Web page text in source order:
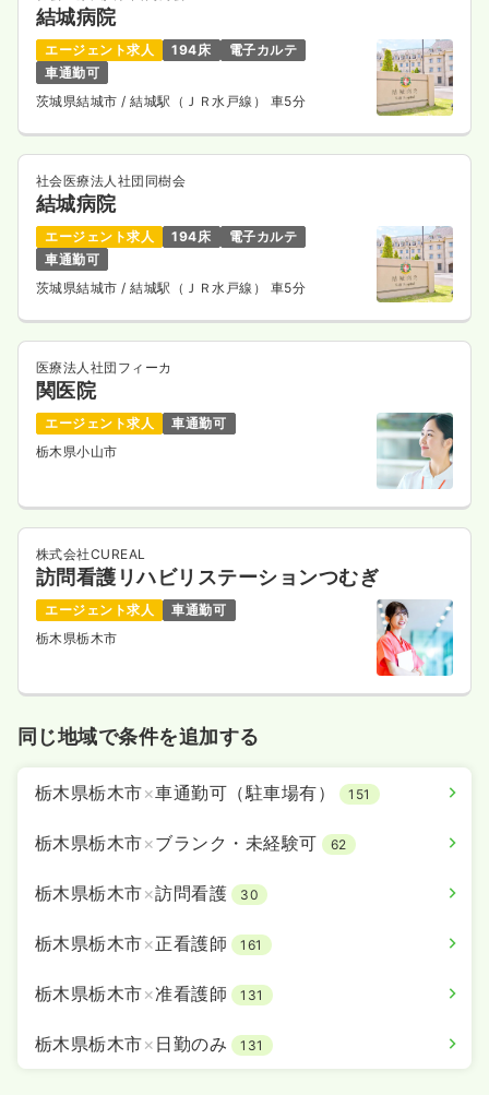
結城病院
エージェント求人 194床
電子カルテ
車通勤可
茨城県結城市 / 結城駅（ＪＲ水戸線） 車5分
社会医療法人社団同樹会
結城病院
エージェント求人 194床
電子カルテ
車通勤可
茨城県結城市 / 結城駅（ＪＲ水戸線） 車5分
医療法人社団フィーカ
関医院
エージェント求人
車通勤可
栃木県小山市
株式会社CUREAL
訪問看護リハビリステーションつむぎ
エージェント求人
車通勤可
栃木県栃木市
同じ地域で条件を追加する
栃木県栃木市×車通勤可（駐車場有） 151
栃木県栃木市×ブランク・未経験可 62
栃木県栃木市×訪問看護 30
栃木県栃木市×正看護師 161
栃木県栃木市×准看護師 131
栃木県栃木市× 日勤のみ 131